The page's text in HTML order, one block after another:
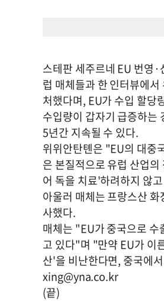
스테판 세주르네 EU 번영
럽 매체들과 한 인터뷰에
처했다며, EU가 수입 할당
수입량이 갑자기 급증하는
5년간 지속될 수 있다.
위위안탄톈은 "EU의 대중
은 본질적으로 유럽 산업
어 독을 치료'하려하지 않
아울러 매체는 프랑스산
사했다.
매체는 "EU가 중국으로 수
고 있다"며 "만약 EU가 이
산'을 비난한다면, 중국에
xing@yna.co.kr
(끝)